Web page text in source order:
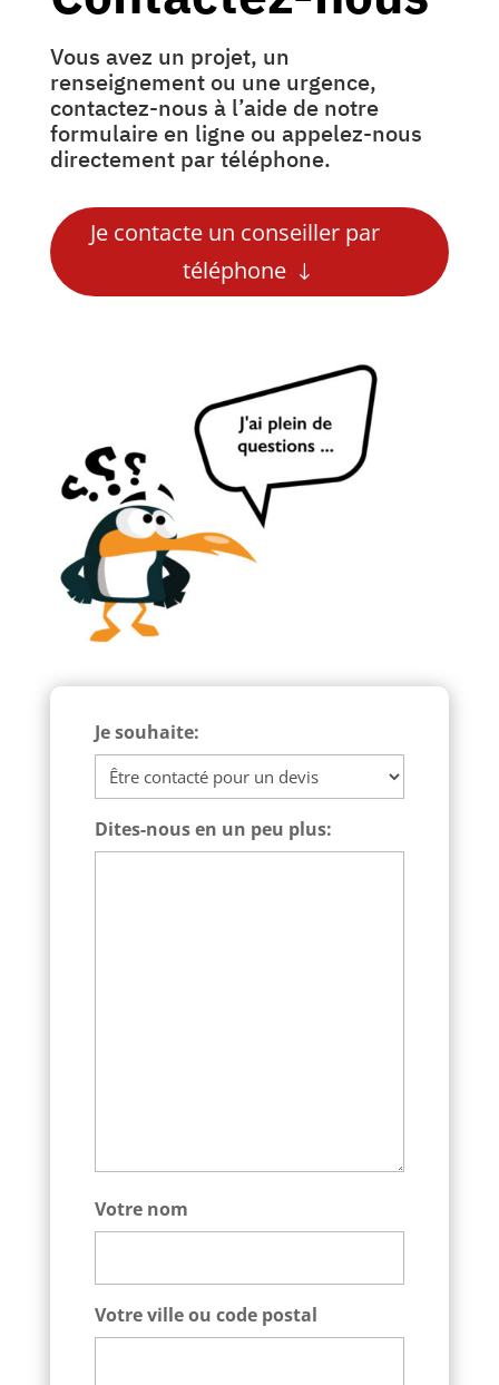
Vous avez un projet, un
renseignement ou une urgence,
contactez-nous à l’aide de notre
formulaire en ligne ou appelez-nous
directement par téléphone.
Je contacte un conseiller par
téléphone
Je souhaite:
Dites-nous en un peu plus:
Votre nom
Votre ville ou code postal